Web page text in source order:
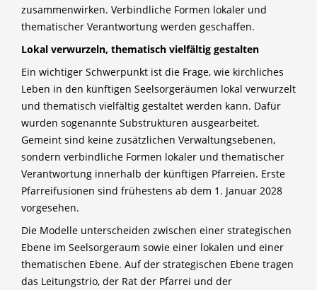
zusammenwirken. Verbindliche Formen lokaler und
thematischer Verantwortung werden geschaffen.
Lokal verwurzeln, thematisch vielfältig gestalten
Ein wichtiger Schwerpunkt ist die Frage, wie kirchliches
Leben in den künftigen Seelsorgeräumen lokal verwurzelt
und thematisch vielfältig gestaltet werden kann. Dafür
wurden sogenannte Substrukturen ausgearbeitet.
Gemeint sind keine zusätzlichen Verwaltungsebenen,
sondern verbindliche Formen lokaler und thematischer
Verantwortung innerhalb der künftigen Pfarreien. Erste
Pfarreifusionen sind frühestens ab dem 1. Januar 2028
vorgesehen.
Die Modelle unterscheiden zwischen einer strategischen
Ebene im Seelsorgeraum sowie einer lokalen und einer
thematischen Ebene. Auf der strategischen Ebene tragen
das Leitungstrio, der Rat der Pfarrei und der